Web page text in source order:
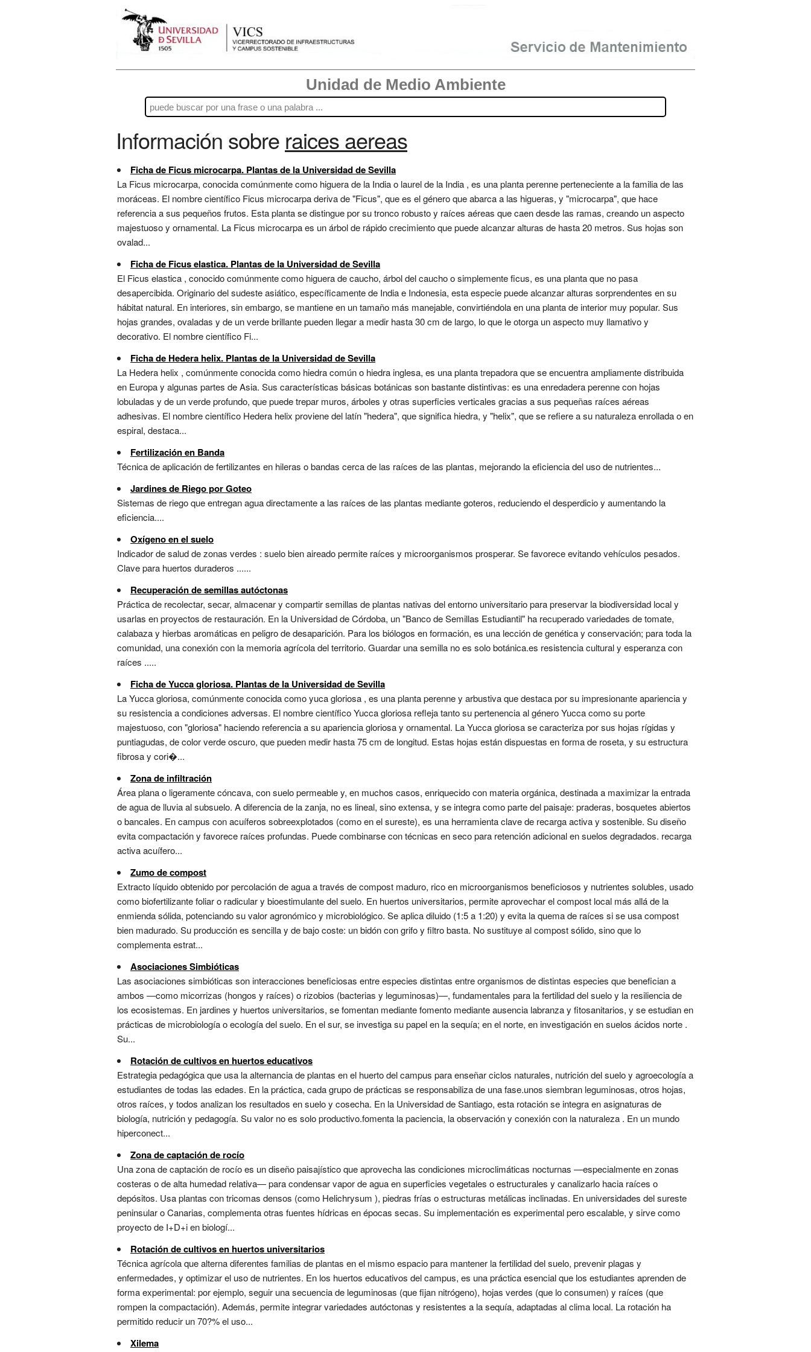
Unidad de Medio Ambiente
Información sobre raices aereas
Ficha de Ficus microcarpa. Plantas de la Universidad de Sevilla
La Ficus microcarpa, conocida comúnmente como higuera de la India o laurel de la India , es una planta perenne perteneciente a la familia de las
moráceas. El nombre científico Ficus microcarpa deriva de "Ficus", que es el género que abarca a las higueras, y "microcarpa", que hace
referencia a sus pequeños frutos. Esta planta se distingue por su tronco robusto y raíces aéreas que caen desde las ramas, creando un aspecto
majestuoso y ornamental. La Ficus microcarpa es un árbol de rápido crecimiento que puede alcanzar alturas de hasta 20 metros. Sus hojas son
ovalad...
Ficha de Ficus elastica. Plantas de la Universidad de Sevilla
El Ficus elastica , conocido comúnmente como higuera de caucho, árbol del caucho o simplemente ficus, es una planta que no pasa
desapercibida. Originario del sudeste asiático, específicamente de India e Indonesia, esta especie puede alcanzar alturas sorprendentes en su
hábitat natural. En interiores, sin embargo, se mantiene en un tamaño más manejable, convirtiéndola en una planta de interior muy popular. Sus
hojas grandes, ovaladas y de un verde brillante pueden llegar a medir hasta 30 cm de largo, lo que le otorga un aspecto muy llamativo y
decorativo. El nombre científico Fi...
Ficha de Hedera helix. Plantas de la Universidad de Sevilla
La Hedera helix , comúnmente conocida como hiedra común o hiedra inglesa, es una planta trepadora que se encuentra ampliamente distribuida
en Europa y algunas partes de Asia. Sus características básicas botánicas son bastante distintivas: es una enredadera perenne con hojas
lobuladas y de un verde profundo, que puede trepar muros, árboles y otras superficies verticales gracias a sus pequeñas raíces aéreas
adhesivas. El nombre científico Hedera helix proviene del latín "hedera", que significa hiedra, y "helix", que se refiere a su naturaleza enrollada o en
espiral, destaca...
Fertilización en Banda
Técnica de aplicación de fertilizantes en hileras o bandas cerca de las raíces de las plantas, mejorando la eficiencia del uso de nutrientes...
Jardines de Riego por Goteo
Sistemas de riego que entregan agua directamente a las raíces de las plantas mediante goteros, reduciendo el desperdicio y aumentando la
eficiencia....
Oxígeno en el suelo
Indicador de salud de zonas verdes : suelo bien aireado permite raíces y microorganismos prosperar. Se favorece evitando vehículos pesados.
Clave para huertos duraderos ......
Recuperación de semillas autóctonas
Práctica de recolectar, secar, almacenar y compartir semillas de plantas nativas del entorno universitario para preservar la biodiversidad local y
usarlas en proyectos de restauración. En la Universidad de Córdoba, un "Banco de Semillas Estudiantil" ha recuperado variedades de tomate,
calabaza y hierbas aromáticas en peligro de desaparición. Para los biólogos en formación, es una lección de genética y conservación; para toda la
comunidad, una conexión con la memoria agrícola del territorio. Guardar una semilla no es solo botánica.es resistencia cultural y esperanza con
raíces .....
Ficha de Yucca gloriosa. Plantas de la Universidad de Sevilla
La Yucca gloriosa, comúnmente conocida como yuca gloriosa , es una planta perenne y arbustiva que destaca por su impresionante apariencia y
su resistencia a condiciones adversas. El nombre científico Yucca gloriosa refleja tanto su pertenencia al género Yucca como su porte
majestuoso, con "gloriosa" haciendo referencia a su apariencia gloriosa y ornamental. La Yucca gloriosa se caracteriza por sus hojas rígidas y
puntiagudas, de color verde oscuro, que pueden medir hasta 75 cm de longitud. Estas hojas están dispuestas en forma de roseta, y su estructura
fibrosa y cori�...
Zona de infiltración
Área plana o ligeramente cóncava, con suelo permeable y, en muchos casos, enriquecido con materia orgánica, destinada a maximizar la entrada
de agua de lluvia al subsuelo. A diferencia de la zanja, no es lineal, sino extensa, y se integra como parte del paisaje: praderas, bosquetes abiertos
o bancales. En campus con acuíferos sobreexplotados (como en el sureste), es una herramienta clave de recarga activa y sostenible. Su diseño
evita compactación y favorece raíces profundas. Puede combinarse con técnicas en seco para retención adicional en suelos degradados. recarga
activa acuífero...
Zumo de compost
Extracto líquido obtenido por percolación de agua a través de compost maduro, rico en microorganismos beneficiosos y nutrientes solubles, usado
como biofertilizante foliar o radicular y bioestimulante del suelo. En huertos universitarios, permite aprovechar el compost local más allá de la
enmienda sólida, potenciando su valor agronómico y microbiológico. Se aplica diluido (1:5 a 1:20) y evita la quema de raíces si se usa compost
bien madurado. Su producción es sencilla y de bajo coste: un bidón con grifo y filtro basta. No sustituye al compost sólido, sino que lo
complementa estrat...
Asociaciones Simbióticas
Las asociaciones simbióticas son interacciones beneficiosas entre especies distintas entre organismos de distintas especies que benefician a
ambos —como micorrizas (hongos y raíces) o rizobios (bacterias y leguminosas)—, fundamentales para la fertilidad del suelo y la resiliencia de
los ecosistemas. En jardines y huertos universitarios, se fomentan mediante fomento mediante ausencia labranza y fitosanitarios, y se estudian en
prácticas de microbiología o ecología del suelo. En el sur, se investiga su papel en la sequía; en el norte, en investigación en suelos ácidos norte .
Su...
Rotación de cultivos en huertos educativos
Estrategia pedagógica que usa la alternancia de plantas en el huerto del campus para enseñar ciclos naturales, nutrición del suelo y agroecología a
estudiantes de todas las edades. En la práctica, cada grupo de prácticas se responsabiliza de una fase.unos siembran leguminosas, otros hojas,
otros raíces, y todos analizan los resultados en suelo y cosecha. En la Universidad de Santiago, esta rotación se integra en asignaturas de
biología, nutrición y pedagogía. Su valor no es solo productivo.fomenta la paciencia, la observación y conexión con la naturaleza . En un mundo
hiperconect...
Zona de captación de rocío
Una zona de captación de rocío es un diseño paisajístico que aprovecha las condiciones microclimáticas nocturnas —especialmente en zonas
costeras o de alta humedad relativa— para condensar vapor de agua en superficies vegetales o estructurales y canalizarlo hacia raíces o
depósitos. Usa plantas con tricomas densos (como Helichrysum ), piedras frías o estructuras metálicas inclinadas. En universidades del sureste
peninsular o Canarias, complementa otras fuentes hídricas en épocas secas. Su implementación es experimental pero escalable, y sirve como
proyecto de I+D+i en biologí...
Rotación de cultivos en huertos universitarios
Técnica agrícola que alterna diferentes familias de plantas en el mismo espacio para mantener la fertilidad del suelo, prevenir plagas y
enfermedades, y optimizar el uso de nutrientes. En los huertos educativos del campus, es una práctica esencial que los estudiantes aprenden de
forma experimental: por ejemplo, seguir una secuencia de leguminosas (que fijan nitrógeno), hojas verdes (que lo consumen) y raíces (que
rompen la compactación). Además, permite integrar variedades autóctonas y resistentes a la sequía, adaptadas al clima local. La rotación ha
permitido reducir un 70?% el uso...
Xilema